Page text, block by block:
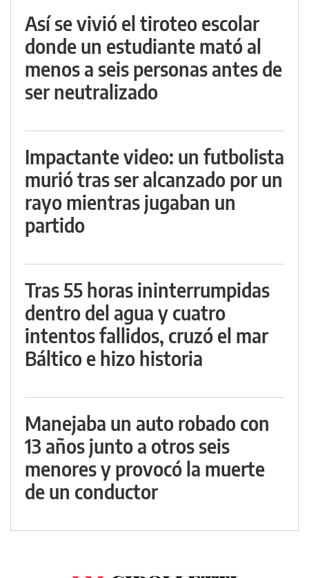
Así se vivió el tiroteo escolar
donde un estudiante mató al
menos a seis personas antes de
ser neutralizado
Impactante video: un futbolista
murió tras ser alcanzado por un
rayo mientras jugaban un
partido
Tras 55 horas ininterrumpidas
dentro del agua y cuatro
intentos fallidos, cruzó el mar
Báltico e hizo historia
Manejaba un auto robado con
13 años junto a otros seis
menores y provocó la muerte
de un conductor